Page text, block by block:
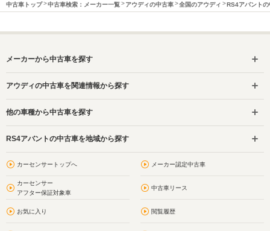
中古車トップ 中古車検索：メーカー一覧 アウディの中古車 全国のアウディ RS4アバントの
メーカーから中古車を探す
アウディの中古車を関連情報から探す
他の車種から中古車を探す
RS4アバントの中古車を地域から探す
カーセンサートップへ メーカー認定中古車
カーセンサー
アフター保証対象車
中古車リース
お気に入り 閲覧履歴